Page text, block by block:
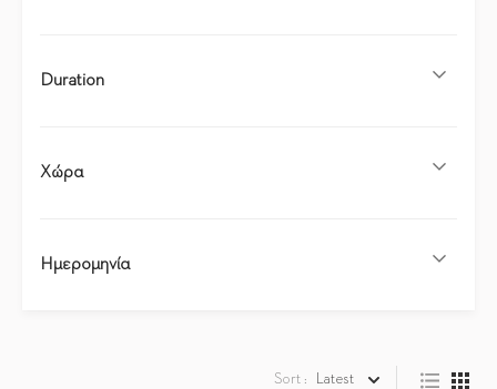
Duration
Χώρα
Ημερομηνία
Sort : Latest